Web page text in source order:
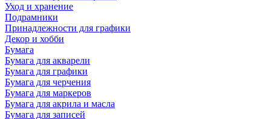
Уход и хранение
Подрамники
Принадлежности для графики
Декор и хобби
Бумага
Бумага для акварели
Бумага для графики
Бумага для черчения
Бумага для маркеров
Бумага для акрила и масла
Бумага для записей